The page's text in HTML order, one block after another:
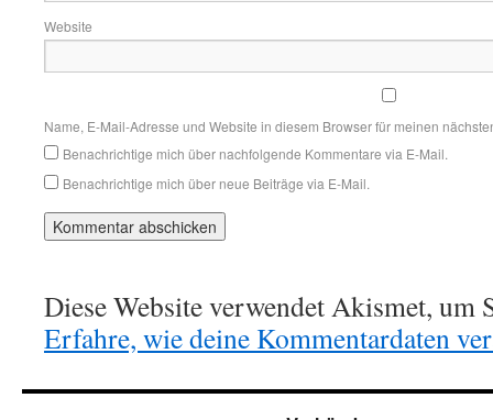
Website
Name, E-Mail-Adresse und Website in diesem Browser für meinen
Benachrichtige mich über nachfolgende Kommentare via E-Mail.
Benachrichtige mich über neue Beiträge via E-Mail.
Diese Website verwendet Akismet, um
Erfahre, wie deine Kommentardaten